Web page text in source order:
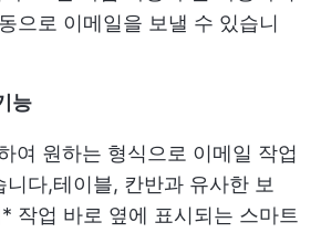
으로 이메일을 보낼 수 있습니
능
여 원하는 형식으로 이메일 작업
니다,테이블, 칸반과 유사한 보
* 작업 바로 옆에 표시되는 스마트